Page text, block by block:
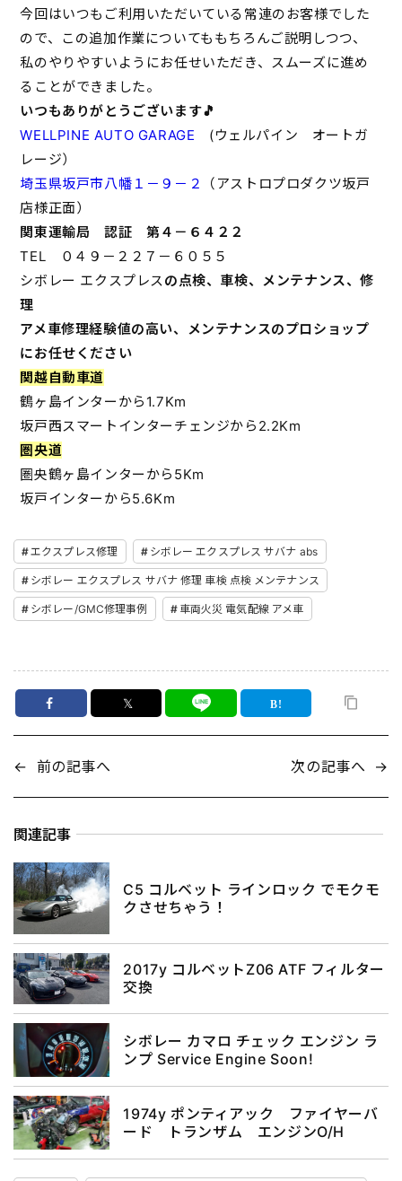
今回はいつもご利用いただいている常連のお客様でした
ので、この追加作業についてももちろんご説明しつつ、
私のやりやすいようにお任せいただき、スムーズに進め
ることができました。
いつもありがとうございます🎵
WELLPINE AUTO GARAGE (ウェルパイン オートガ
レージ）
埼玉県坂戸市八幡１－９－２
（アストロプロダクツ坂戸
店様正面）
関東運輸局 認証 第４－６４２２
TEL ０４９－２２７－６０５５
シボレー エクスプレスの点検、車検、メンテナンス、修
理
アメ車修理経験値の高い、メンテナンスのプロショップ
にお任せください
関越自動車道
鶴ヶ島インターから1.7Km
坂戸西スマートインターチェンジから2.2Km
圏央道
圏央鶴ヶ島インターから5Km
坂戸インターから5.6Km
エクスプレス修理 シボレー エクスプレス サバナ abs
シボレー エクスプレス サバナ 修理 車検 点検 メンテナンス
シボレー/GMC修理事例 車両火災 電気配線 アメ車
𝕏
← 前の記事へ 次の記事へ →
関連記事
C5 コルベット ラインロック でモクモ
クさせちゃう！
2017y コルベットZ06 ATF フィルター
交換
シボレー カマロ チェック エンジン ラ
ンプ Service Engine Soon!
1974y ポンティアック ファイヤーバ
ード トランザム エンジンO/H